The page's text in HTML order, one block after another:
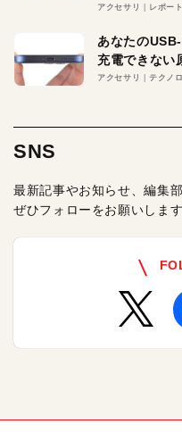
アクセサリ レポート
あなたの
充電できない
アクセサリ テクノ
SNS
最新記事やお知らせ、編集
ぜひフォローをお願いします